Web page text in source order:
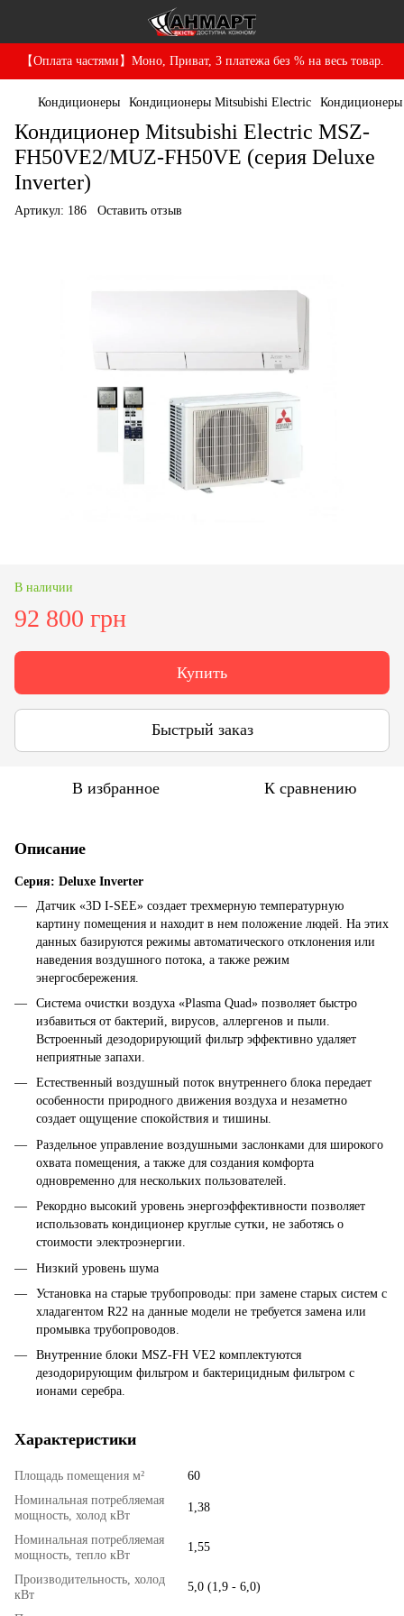
【Оплата частями】Моно, Приват, 3 платежа без % на весь товар.
Кондиционеры Кондиционеры Mitsubishi Electric
Кондиционер Mitsubishi Electric MSZ-
FH50VE2/MUZ-FH50VE (серия Deluxe
Inverter)
Артикул: 186 Оставить отзыв
В наличии
92 800 грн
Купить
Быстрый заказ
В избранное К сравнению
Описание
Серия: Deluxe Inverter
Датчик «3D I-SEE» создает трехмерную температурную
картину помещения и находит в нем положение людей. На этих
данных базируются режимы автоматического отклонения или
наведения воздушного потока, а также режим
энергосбережения.
Система очистки воздуха «Plasma Quad» позволяет быстро
избавиться от бактерий, вирусов, аллергенов и пыли.
Встроенный дезодорирующий фильтр эффективно удаляет
неприятные запахи.
Естественный воздушный поток внутреннего блока передает
особенности природного движения воздуха и незаметно
создает ощущение спокойствия и тишины.
Раздельное управление воздушными заслонками для широкого
охвата помещения, а также для создания комфорта
одновременно для нескольких пользователей.
Рекордно высокий уровень энергоэффективности позволяет
использовать кондиционер круглые сутки, не заботясь о
стоимости электроэнергии.
Низкий уровень шума
Установка на старые трубопроводы: при замене старых систем с
хладагентом R22 на данные модели не требуется замена или
промывка трубопроводов.
Внутренние блоки MSZ-FH VE2 комплектуются
дезодорирующим фильтром и бактерицидным фильтром с
ионами серебра.
Характеристики
Площадь помещения м²
60
Номинальная потребляемая
мощность, холод кВт
1,38
Номинальная потребляемая
мощность, тепло кВт
1,55
Производительность, холод
кВт
5,0 (1,9 - 6,0)